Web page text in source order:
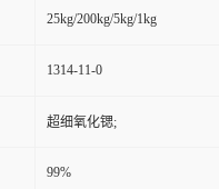
25kg/200kg/5kg/1kg
1314-11-0
超细氧化锶;
99%